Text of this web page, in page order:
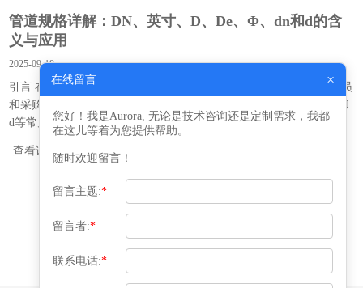
管道规格详解：DN、英寸、D、De、Φ、dn和d的含
义与应用
2025-09-18
引言 在管道系统中，准确理解各类管径规格术语对工程师、技术人员
和采购人员至关重要。本文将系统解析DN、英寸、D、De、Φ、dn和
d等常见管道规格标记的具体含义及应用场景。 …
查看详情
在线留言 ×
您好！我是Aurora, 无论是技术咨询还是定制需求，我都
在这儿等着为您提供帮助。
随时欢迎留言！
留言主题:*
留言者:*
联系电话:*